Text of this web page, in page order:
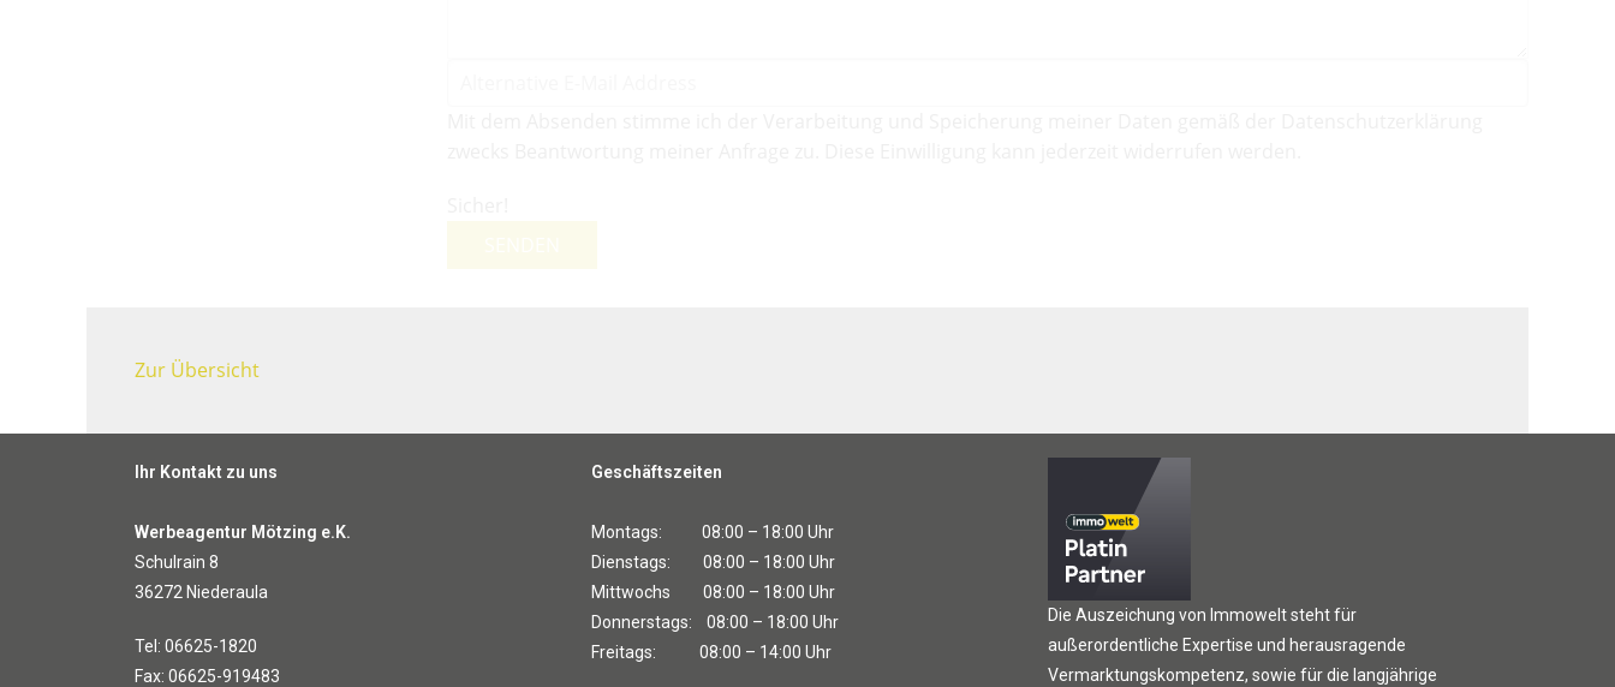
Zur Übersicht
Ihr Kontakt zu uns
Werbeagentur Mötzing e.K.
Schulrain 8
36272 Niederaula
Tel: 06625-1820
Fax: 06625-919483
Geschäftszeiten
Montags: 08:00 – 18:00 Uhr
Dienstags: 08:00 – 18:00 Uhr
Mittwochs 08:00 – 18:00 Uhr
Donnerstags: 08:00 – 18:00 Uhr
Freitags: 08:00 – 14:00 Uhr
Die Auszeichung von Immowelt steht für
außerordentliche Expertise und herausragende
Vermarktungskompetenz, sowie für die langjährige